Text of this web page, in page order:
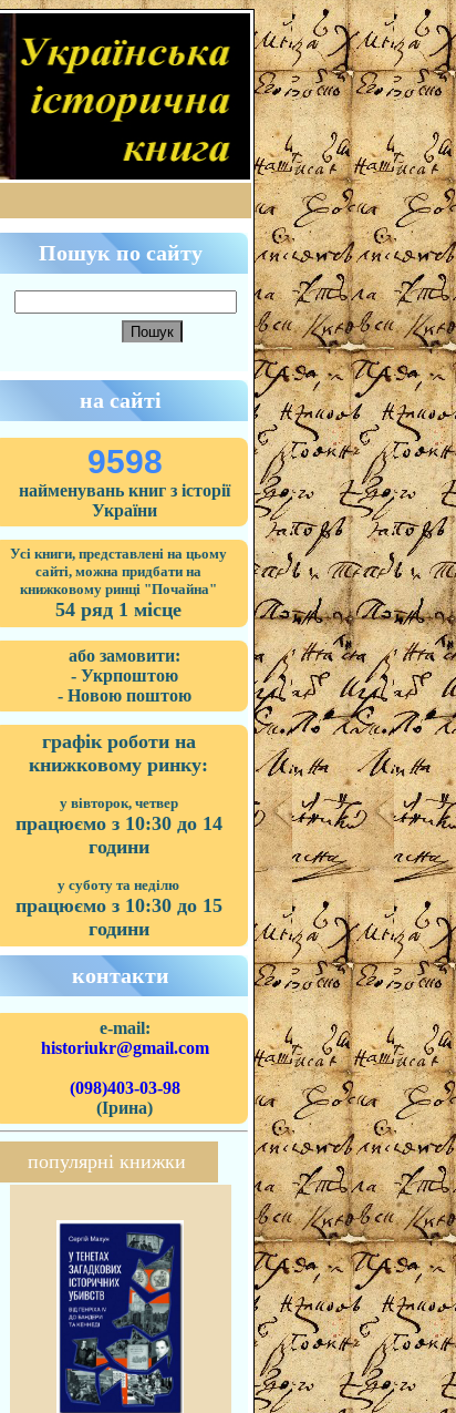
Пошук по сайту
на сайті
9598
найменувань книг з історії
України
Усі книги, представлені на цьому
сайті, можна придбати на
книжковому ринці "Почайна"
54 ряд 1 місце
або замовити:
- Укрпоштою
- Новою поштою
графік роботи на
книжковому ринку:
у вівторок, четвер
працюємо з 10:30 до 14
години
у суботу та неділю
працюємо з 10:30 до 15
години
контакти
e-mail:
historiukr@gmail.com
(098)403-03-98
(Ірина)
популярні книжки